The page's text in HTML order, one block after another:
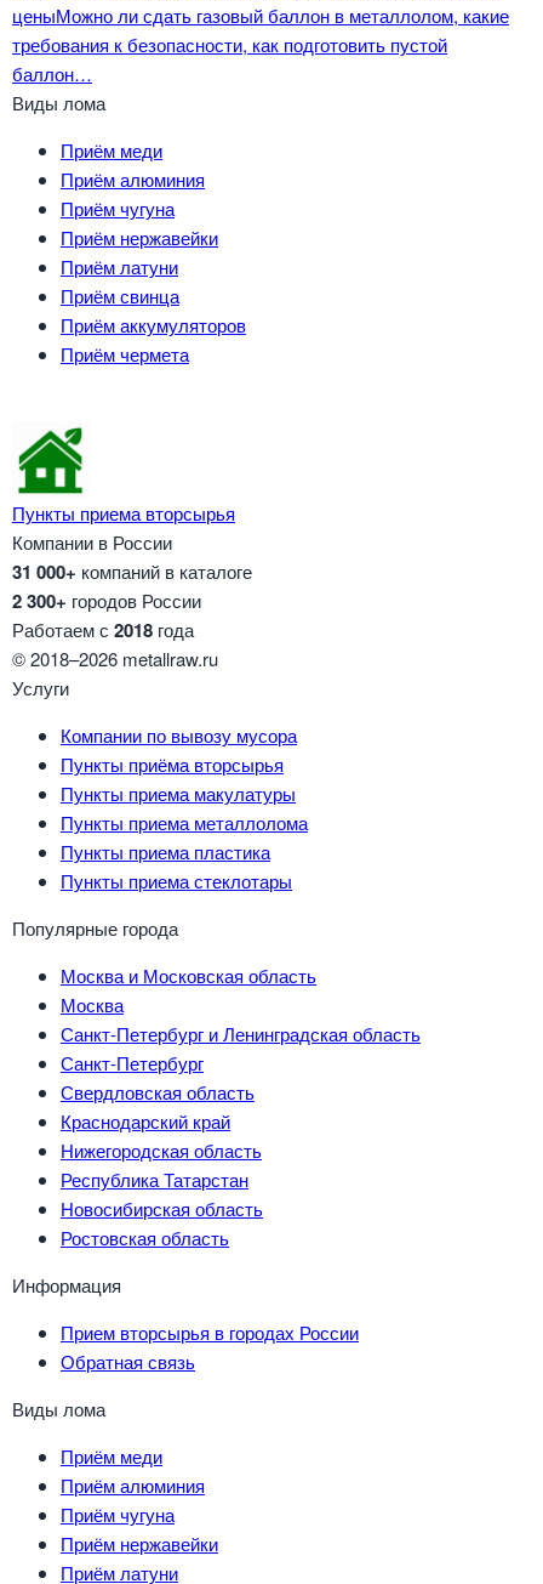
ценыМожно ли сдать газовый баллон в металлолом, какие
требования к безопасности, как подготовить пустой
баллон…
Виды лома
Приём меди
Приём алюминия
Приём чугуна
Приём нержавейки
Приём латуни
Приём свинца
Приём аккумуляторов
Приём чермета
Пункты приема вторсырья
Компании в России
31 000+ компаний в каталоге
2 300+ городов России
Работаем с 2018 года
© 2018–2026 metallraw.ru
Услуги
Компании по вывозу мусора
Пункты приёма вторсырья
Пункты приема макулатуры
Пункты приема металлолома
Пункты приема пластика
Пункты приема стеклотары
Популярные города
Москва и Московская область
Москва
Санкт-Петербург и Ленинградская область
Санкт-Петербург
Свердловская область
Краснодарский край
Нижегородская область
Республика Татарстан
Новосибирская область
Ростовская область
Информация
Прием вторсырья в городах России
Обратная связь
Виды лома
Приём меди
Приём алюминия
Приём чугуна
Приём нержавейки
Приём латуни